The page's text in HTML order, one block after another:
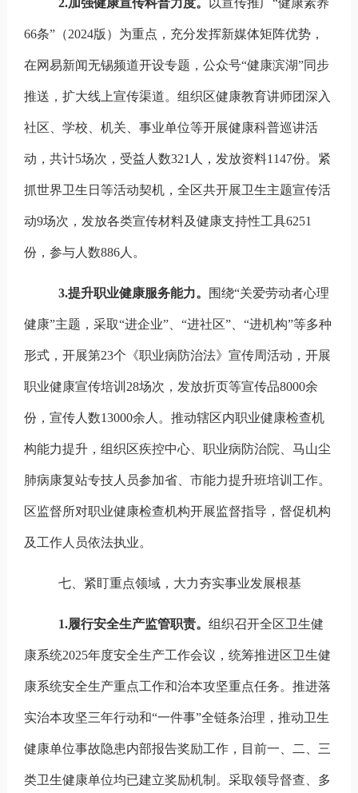
2.加强健康宣传科普力度。 以宣传推广“健康素养
66条”（2024版）为重点，充分发挥新媒体矩阵优势，
在网易新闻无锡频道开设专题，公众号“健康滨湖”同步
推送，扩大线上宣传渠道。组织区健康教育讲师团深入
社区、学校、机关、事业单位等开展健康科普巡讲活
动，共计5场次，受益人数321 人，发放资料1147份。紧
抓世界卫生日等活动契机，全区共开展卫生主题宣传活
动9场次，发放各类宣传材料及健康支持性工具6251
份，参与人数886人。
3.提升职业健康服务能力。 围绕“关爱劳动者心理
健康”主题，采取“进企业”、“进社区”、“进机构”等多种
形式，开展第23个《职业病防治法》宣传周活动，开展
职业健康宣传培训 28场次，发放折页等宣传品8000余
份，宣传人数13000余人。推动辖区内职业健康检查机
构能力提升，组织区疾控中心、职业病防治院、马山尘
肺病康复站专技人员参加省、市能力提升班培训工作。
区监督所对职业健康检查机构开展监督指导，督促机构
及工作人员依法执业。
七、紧盯重点领域，大力夯实事业发展根基
1.履行安全生产监管职责。 组织召开全区卫生健
康系统2025年度安全生产工作会议，统筹推进区卫生健
康系统安全生产重点工作和治本攻坚重点任务。推进落
实治本攻坚三年行动和“一件事”全链条治理，推动卫生
健康单位事故隐患内部报告奖励工作，目前一、二、三
类卫生健康单位均已建立奖励机制。采取领导督查、多